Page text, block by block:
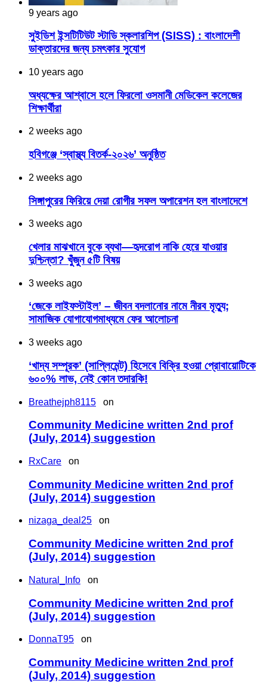
9 years ago
সুইডিশ ইন্সটিটিউট স্টাডি স্কলারশিপ (SISS) : বাংলাদেশী
ডাক্তারদের জন্য চমৎকার সুযোগ
10 years ago
অধ্যক্ষের আশ্বাসে হলে ফিরলো ওসমানী মেডিকেল কলেজের
শিক্ষার্থীরা
2 weeks ago
হবিগঞ্জে ‘স্বাস্থ্য বিতর্ক-২০২৬’ অনুষ্ঠিত
2 weeks ago
সিঙ্গাপুরের ফিরিয়ে দেয়া রোগীর সফল অপারেশন হল বাংলাদেশে
3 weeks ago
খেলার মাঝখানে বুকে ব্যথা—হৃদরোগ নাকি হেরে যাওয়ার
দুশ্চিন্তা? খুঁজুন ৫টি বিষয়
3 weeks ago
‘জেকে লাইফস্টাইল’ – জীবন বদলানোর নামে নীরব মৃত্যু;
সামাজিক যোগাযোগমাধ্যমে ফের আলোচনা
3 weeks ago
‘খাদ্য সম্পূরক’ (সাপ্লিমেন্ট) হিসেবে বিক্রি হওয়া প্রোবায়োটিকে
৬০০% লাভ, নেই কোন তদারকি!
Breathejph8115 on
Community Medicine written 2nd prof
(July, 2014) suggestion
RxCare on
Community Medicine written 2nd prof
(July, 2014) suggestion
nizaga_deal25 on
Community Medicine written 2nd prof
(July, 2014) suggestion
Natural_Info on
Community Medicine written 2nd prof
(July, 2014) suggestion
DonnaT95 on
Community Medicine written 2nd prof
(July, 2014) suggestion